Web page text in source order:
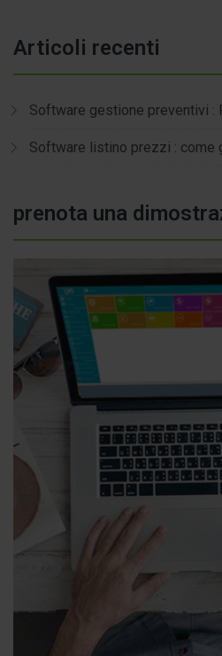
Articoli recenti
Software gestione preventivi :
Software listino prezzi : come
prenota una